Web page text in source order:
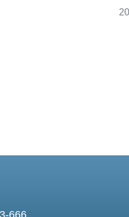
最佳性能、最便宜
666